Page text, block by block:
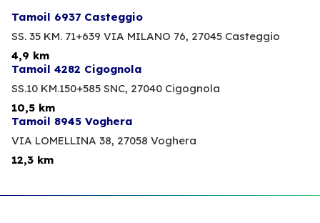
Tamoil 6937 Casteggio
SS. 35 KM. 71+639 VIA MILANO 76, 27045 Casteggio
4,9 km
Tamoil 4282 Cigognola
SS.10 KM.150+585 SNC, 27040 Cigognola
10,5 km
Tamoil 8945 Voghera
VIA LOMELLINA 38, 27058 Voghera
12,3 km